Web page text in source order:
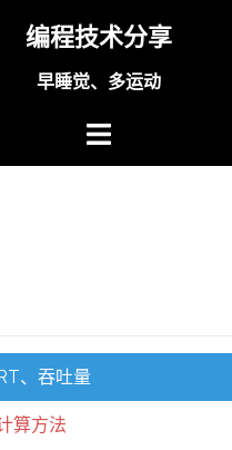
编程技术分享
早睡觉、多运动
、吞吐量
算方法